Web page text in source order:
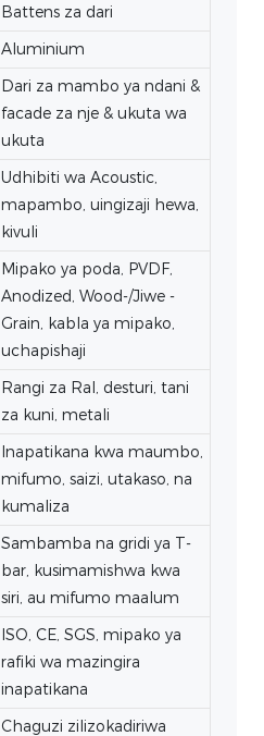
Battens za dari
Aluminium
Dari za mambo ya ndani &
facade za nje & ukuta wa
ukuta
Udhibiti wa Acoustic,
mapambo, uingizaji hewa,
kivuli
Mipako ya poda, PVDF,
Anodized, Wood‑/Jiwe -
Grain, kabla ya mipako,
uchapishaji
Rangi za Ral, desturi, tani
za kuni, metali
Inapatikana kwa maumbo,
mifumo, saizi, utakaso, na
kumaliza
Sambamba na gridi ya T-
bar, kusimamishwa kwa
siri, au mifumo maalum
ISO, CE, SGS, mipako ya
rafiki wa mazingira
inapatikana
Chaguzi zilizokadiriwa